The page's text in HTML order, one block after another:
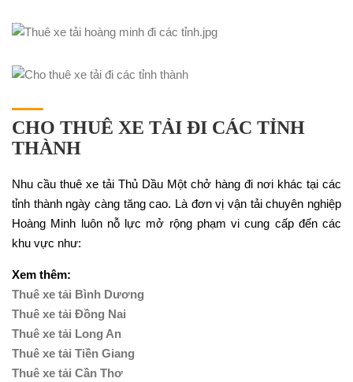
CHO THUÊ XE TẢI ĐI CÁC TỈNH
THÀNH
Nhu cầu thuê xe tải Thủ Dầu Một chở hàng đi nơi khác tại các
tỉnh thành ngày càng tăng cao. Là đơn vị vận tải chuyên nghiệp
Hoàng Minh luôn nỗ lực mở rộng phạm vi cung cấp đến các
khu vực như:
Xem thêm:
Thuê xe tải Bình Dương
Thuê xe tải Đồng Nai
Thuê xe tải Long An
Thuê xe tải Tiền Giang
Thuê xe tải Cần Thơ